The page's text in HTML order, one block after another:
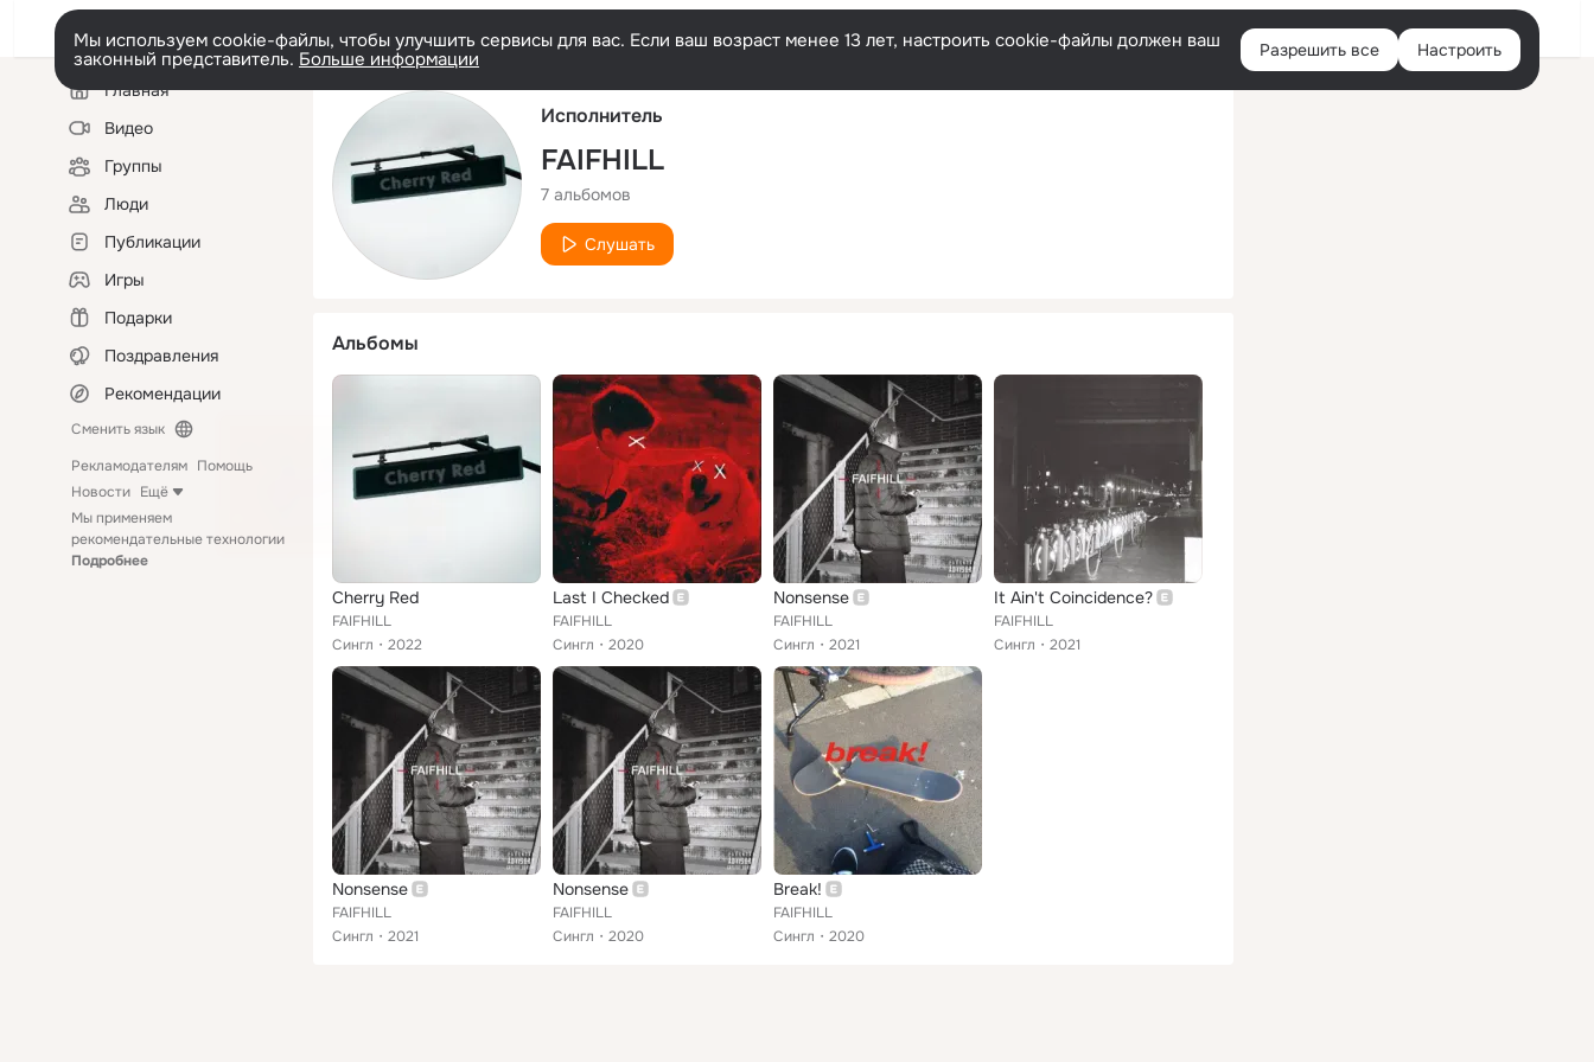
Русский Войти
Мы используем cookie-файлы, чтобы улучшить сервисы для вас. Если ваш возраст менее 13 лет, настроить cookie-файлы должен ваш
законный представитель. Больше информации Разрешить все Настроить
Левая
колонкаГлавная
Видео
Группы
Люди
Публикации
Игры
Подарки
Поздравления
Рекомендации
Сменить язык
Рекламодателям Помощь
Новости Ещё
Мы применяем
рекомендательные технологии
Подробнее
Исполнитель
FAIFHILL
7 альбомов
Слушать
Альбомы
Cherry Red
FAIFHILL
Сингл
2022
Last I Checked
FAIFHILL
Сингл
2020
Nonsense
FAIFHILL
Сингл
2021
It Ain't Coincidence?
FAIFHILL
Сингл
2021
Nonsense
FAIFHILL
Сингл
2021
Nonsense
FAIFHILL
Сингл
2020
Break!
FAIFHILL
Сингл
2020